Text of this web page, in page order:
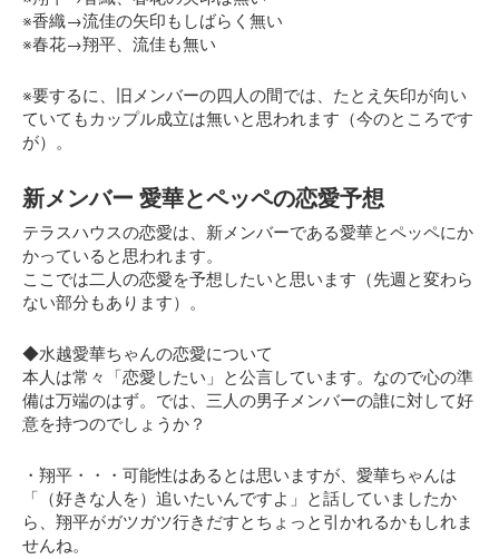
※香織→流佳の矢印もしばらく無い
※春花→翔平、流佳も無い
※要するに、旧メンバーの四人の間では、たとえ矢印が向い
ていてもカップル成立は無いと思われます（今のところです
が）。
新メンバー 愛華とペッペの恋愛予想
テラスハウスの恋愛は、新メンバーである愛華とペッペにか
かっていると思われます。
ここでは二人の恋愛を予想したいと思います（先週と変わら
ない部分もあります）。
◆水越愛華ちゃんの恋愛について
本人は常々「恋愛したい」と公言しています。なので心の準
備は万端のはず。では、三人の男子メンバーの誰に対して好
意を持つのでしょうか？
・翔平・・・可能性はあるとは思いますが、愛華ちゃんは
「（好きな人を）追いたいんですよ」
と話していましたか
ら、翔平がガツガツ行きだすとちょっと引かれるかもしれま
せんね。